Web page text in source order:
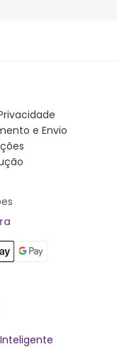
e Envio